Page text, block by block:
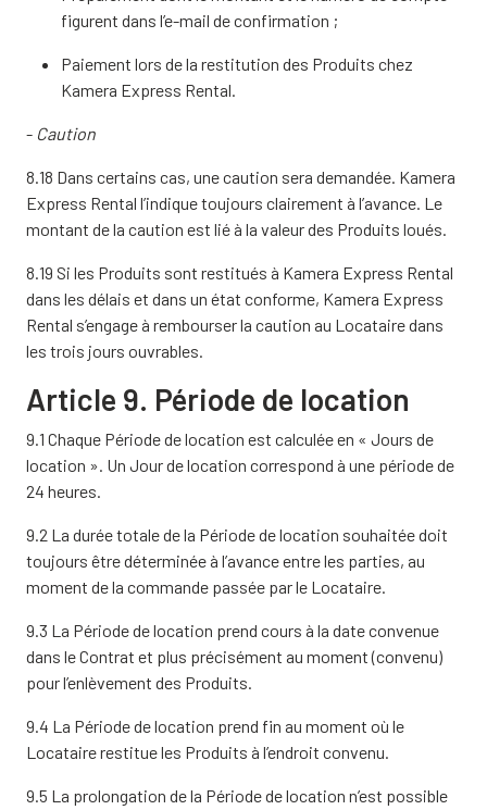
figurent dans l’e-mail de confirmation ;
Paiement lors de la restitution des Produits chez
Kamera Express Rental.
- Caution
8.18 Dans certains cas, une caution sera demandée. Kamera
Express Rental l’indique toujours clairement à l’avance. Le
montant de la caution est lié à la valeur des Produits loués.
8.19 Si les Produits sont restitués à Kamera Express Rental
dans les délais et dans un état conforme, Kamera Express
Rental s’engage à rembourser la caution au Locataire dans
les trois jours ouvrables.
Article 9. Période de location
9.1 Chaque Période de location est calculée en « Jours de
location ». Un Jour de location correspond à une période de
24 heures.
9.2 La durée totale de la Période de location souhaitée doit
toujours être déterminée à l’avance entre les parties, au
moment de la commande passée par le Locataire.
9.3 La Période de location prend cours à la date convenue
dans le Contrat et plus précisément au moment (convenu)
pour l’enlèvement des Produits.
9.4 La Période de location prend fin au moment où le
Locataire restitue les Produits à l’endroit convenu.
9.5 La prolongation de la Période de location n’est possible